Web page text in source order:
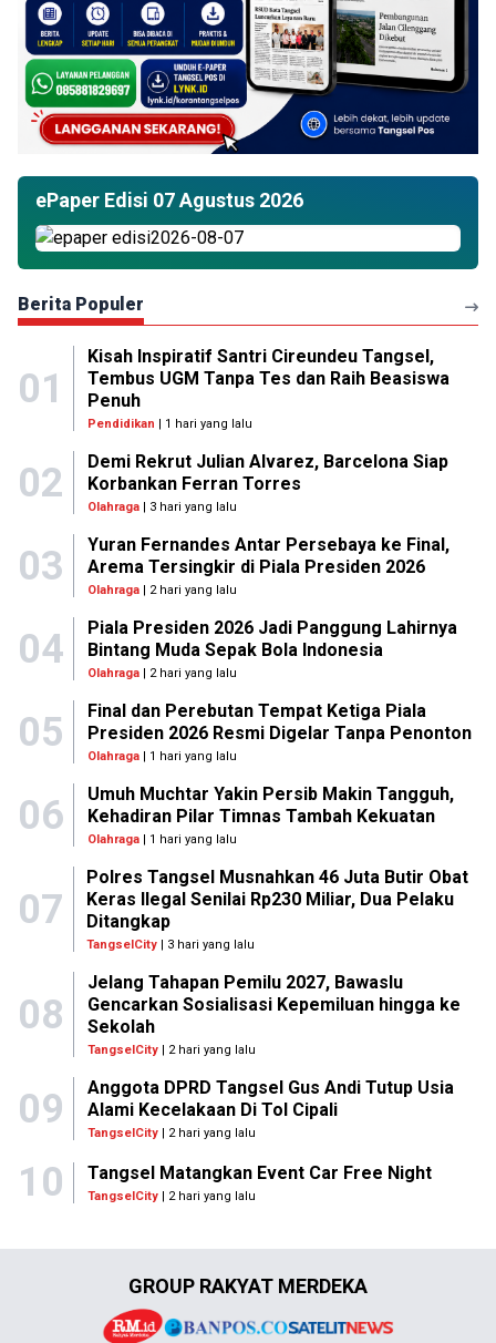
ePaper Edisi 07 Agustus 2026
Berita Populer
01
Kisah Inspiratif Santri Cireundeu Tangsel,
Tembus UGM Tanpa Tes dan Raih Beasiswa
Penuh
Pendidikan | 1 hari yang lalu
02
Demi Rekrut Julian Alvarez, Barcelona Siap
Korbankan Ferran Torres
Olahraga| 3 hari yang lalu
03
Yuran Fernandes Antar Persebaya ke Final,
Arema Tersingkir di Piala Presiden 2026
Olahraga| 2 hari yang lalu
04
Piala Presiden 2026 Jadi Panggung Lahirnya
Bintang Muda Sepak Bola Indonesia
Olahraga| 2 hari yang lalu
05
Final dan Perebutan Tempat Ketiga Piala
Presiden 2026 Resmi Digelar Tanpa Penonton
Olahraga| 1 hari yang lalu
06
Umuh Muchtar Yakin Persib Makin Tangguh,
Kehadiran Pilar Timnas Tambah Kekuatan
Olahraga| 1 hari yang lalu
07
Polres Tangsel Musnahkan 46 Juta Butir Obat
Keras Ilegal Senilai Rp230 Miliar, Dua Pelaku
Ditangkap
TangselCity | 3 hari yang lalu
08
Jelang Tahapan Pemilu 2027, Bawaslu
Gencarkan Sosialisasi Kepemiluan hingga ke
Sekolah
TangselCity| 2 hari yang lalu
09
Anggota DPRD Tangsel Gus Andi Tutup Usia
Alami Kecelakaan Di Tol Cipali
TangselCity| 2 hari yang lalu
10 Tangsel Matangkan Event Car Free Night
TangselCity | 2 hari yang lalu
GROUP RAKYAT MERDEKA